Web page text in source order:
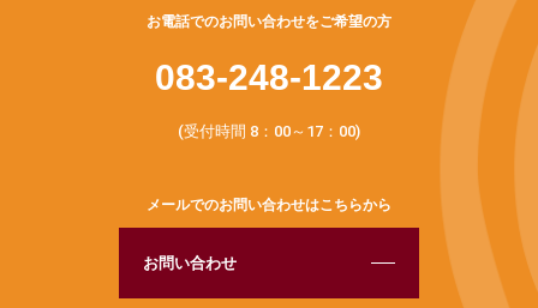
お電話でのお問い合わせをご希望の方
083-248-1223
(受付時間 8：00～17：00)
メールでのお問い合わせはこちらから
お問い合わせ